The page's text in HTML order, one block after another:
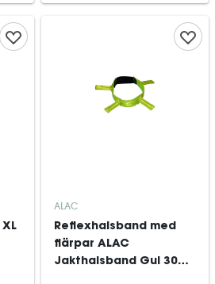
ALAC
Reflexhalsband med
flärpar ALAC
Jakthalsband Gul 30